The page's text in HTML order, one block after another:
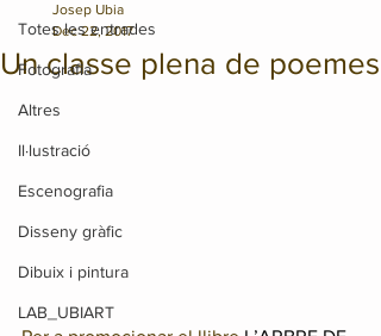
Totes les entrades
Fotografia
Altres
Il·lustració
Escenografia
Disseny gràfic
Dibuix i pintura
LAB_UBIART
Un classe plena de poemes
Josep Ubia
Dec 22, 2017